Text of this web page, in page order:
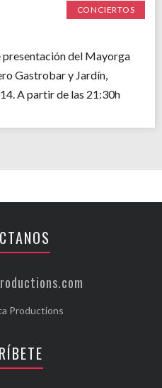
CONCIERTOS
del Mayorga
Gastrobar y Jardín,
A partir de las 21:30h